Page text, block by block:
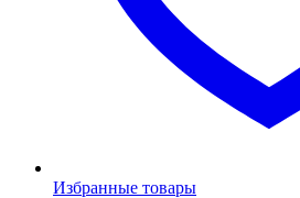
Избранные товары